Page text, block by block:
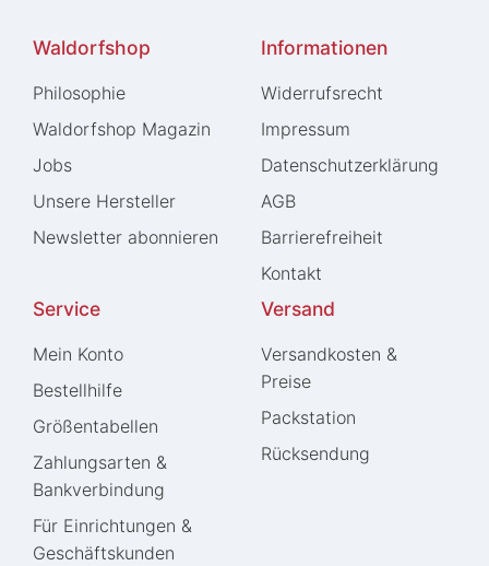
Waldorfshop
Philosophie
Waldorfshop Magazin
Jobs
Unsere Hersteller
Newsletter abonnieren
Informationen
Widerrufs­recht
Impressum
Daten­schutz­erklärung
AGB
Barrierefreiheit
Kontakt
Service
Mein Konto
Bestellhilfe
Größentabellen
Zahlungsarten &
Bankverbindung
Für Einrichtungen &
Geschäftskunden
Versand
Versandkosten &
Preise
Packstation
Rücksendung